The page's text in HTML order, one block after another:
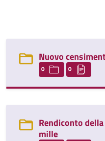
Nuovo
0 0
Rendiconto
mille